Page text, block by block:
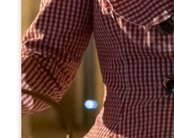
RESERVE
+33 5 57
+33 7 87